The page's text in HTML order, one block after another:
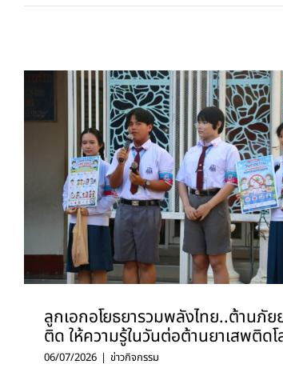
ลูกเอกอโยธยารวมพลังไทย..ต้านภัย
ติด ให้ความรู้ในวันต่อต้านยาเสพติดโ
06/07/2026 | ข่าวกิจกรรม